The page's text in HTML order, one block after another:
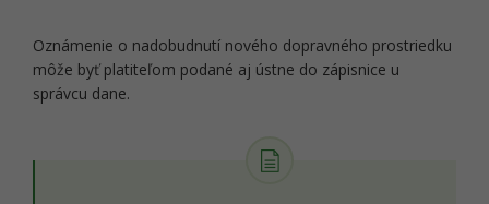
Oznámenie o nadobudnutí nového dopravného prostriedku
môže byť platiteľom podané aj ústne do zápisnice u
správcu dane.